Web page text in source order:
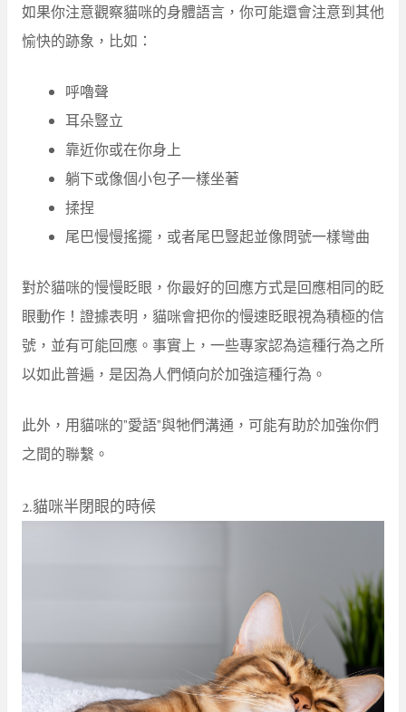
如果你注意觀察貓咪的身體語言，你可能還會注意到其他
愉快的跡象，比如：
呼嚕聲
耳朵豎立
靠近你或在你身上
躺下或像個小包子一樣坐著
揉捏
尾巴慢慢搖擺，或者尾巴豎起並像問號一樣彎曲
對於貓咪的慢慢眨眼，你最好的回應方式是回應相同的眨
眼動作！證據表明，貓咪會把你的慢速眨眼視為積極的信
號，並有可能回應。事實上，一些專家認為這種行為之所
以如此普遍，是因為人們傾向於加強這種行為。
此外，用貓咪的”愛語”與牠們溝通，可能有助於加強你們
之間的聯繫。
2.貓咪半閉眼的時候